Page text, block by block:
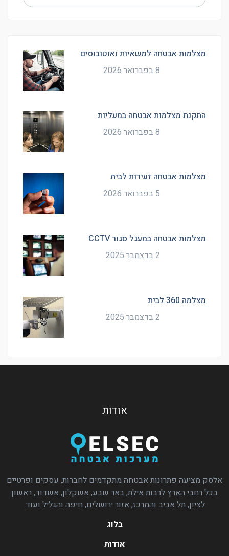
מצלמות אבטחה למשאיות ואוטובוסים
8 בפברואר 2026
התקנת מצלמות אבטחה במעליות
8 בפברואר 2026
מצלמות אבטחה זעירות לבית
5 בפברואר 2026
מצלמות אבטחה במעגל סגור CCTV
2 בדצמבר 2025
מצלמה 360 לבית
2 בדצמבר 2025
אודות
אלסק מציעה פתרונות אבטחה מתקדמים לחברות, עסקים ופרטיים
בכל רחבי הארץ לרבות אילת, באר שבע, אשקלון, אשדוד, ראשון
לציון, תל אביב והמרכז, אזור ירושלים, חיפה והגליל ועוד.
בלוג
אודות